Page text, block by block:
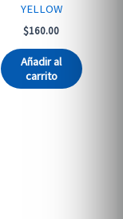
YELLOW
$160.00
Añadir al
carrito